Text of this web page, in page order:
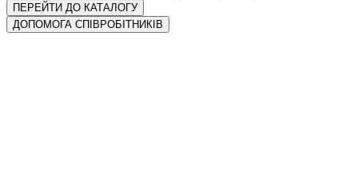
ПЕРЕЙТИ ДО КАТАЛОГУ
ДОПОМОГА СПІВРОБІТНИКІВ